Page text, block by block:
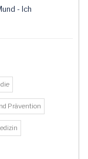
- Ich
Prävention